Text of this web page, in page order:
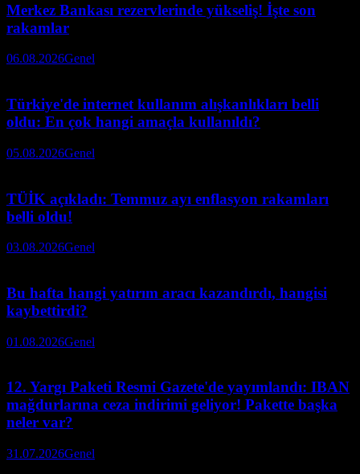
Merkez Bankası rezervlerinde yükseliş! İşte son
rakamlar
06.08.2026Genel
Türkiye'de internet kullanım alışkanlıkları belli
oldu: En çok hangi amaçla kullanıldı?
05.08.2026Genel
TÜİK açıkladı: Temmuz ayı enflasyon rakamları
belli oldu!
03.08.2026Genel
Bu hafta hangi yatırım aracı kazandırdı, hangisi
kaybettirdi?
01.08.2026Genel
12. Yargı Paketi Resmi Gazete'de yayımlandı: IBAN
mağdurlarına ceza indirimi geliyor! Pakette başka
neler var?
31.07.2026Genel